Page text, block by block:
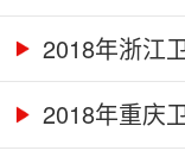
2018年浙江
2018年重庆